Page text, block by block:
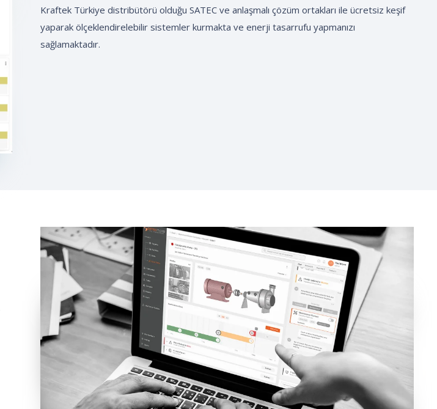
Kraftek Türkiye distribütörü olduğu SATEC ve anlaşmalı çözüm ortakları ile ücretsiz keşif
yaparak ölçeklendirelebilir sistemler kurmakta ve enerji tasarrufu yapmanızı
sağlamaktadır.